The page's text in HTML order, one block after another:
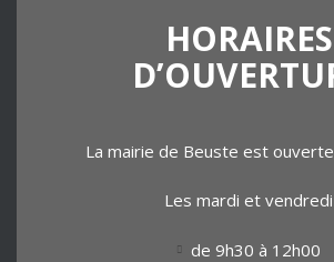
HORAIRES
La mairie de Beuste est ouverte
Les mardi et vendredi
de 9h30 à 12h00